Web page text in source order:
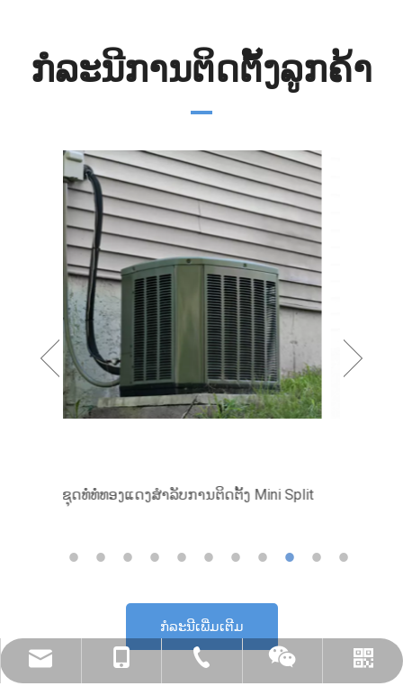
ກໍລະນີການຕິດຕັ້ງລູກຄ້າ
ທໍ່ທອງແດງ insulated 1/4' 3/8'
ກໍລະນີເພີ່ມເຕີມ
amysong@dabund.com
86- 15151937157
86-051986682907
Wechat
Whatsapp